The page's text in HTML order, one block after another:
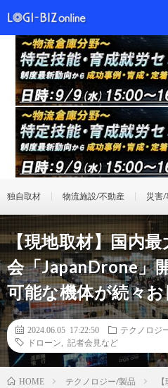
独自取材 物流施設/不動産 災害
【現地取材】国内
会「JapanDrone」
可能な機体が続々
2024.06.05 17:22:50
テクノロジ
ドローン
記者会見など
HOME テクノロジー/製品